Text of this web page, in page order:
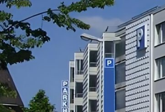
Zum Inhalt springen